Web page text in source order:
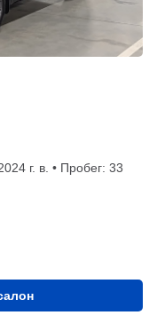
г. в. • Пробег: 33